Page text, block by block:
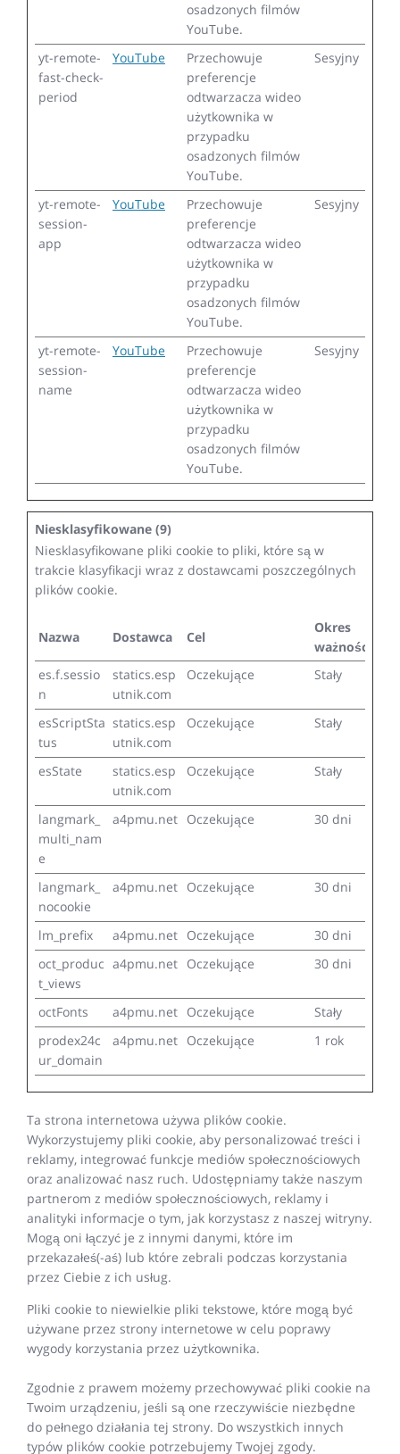
osadzonych filmów
YouTube.
yt-remote-
fast-check-
period
YouTube
Przechowuje
preferencje
odtwarzacza wideo
użytkownika w
przypadku
osadzonych filmów
YouTube.
Sesyjny
yt-remote-
session-
app
YouTube
Przechowuje
preferencje
odtwarzacza wideo
użytkownika w
przypadku
osadzonych filmów
YouTube.
Sesyjny
yt-remote-
session-
name
YouTube
Przechowuje
preferencje
odtwarzacza wideo
użytkownika w
przypadku
osadzonych filmów
YouTube.
Sesyjny
Niesklasyfikowane (9)
Niesklasyfikowane pliki cookie to pliki, które są w
trakcie klasyfikacji wraz z dostawcami poszczególnych
plików cookie.
Nazwa Dostawca Cel
Okres
ważności
es.f.sessio
n
statics.esp
utnik.com
Oczekujące Stały
esScriptSta
tus
statics.esp
utnik.com
Oczekujące Stały
esState
statics.esp
utnik.com
Oczekujące Stały
langmark_
multi_nam
e
a4pmu.net Oczekujące 30 dni
langmark_
nocookie
a4pmu.net Oczekujące 30 dni
lm_prefix a4pmu.net Oczekujące
30 dni
oct_produc
t_views
a4pmu.net Oczekujące 30 dni
octFonts a4pmu.net Oczekujące
Stały
prodex24c
ur_domain
a4pmu.net Oczekujące 1 rok
Ta strona internetowa używa plików cookie.
Wykorzystujemy pliki cookie, aby personalizować treści i
reklamy, integrować funkcje mediów społecznościowych
oraz analizować nasz ruch. Udostępniamy także naszym
partnerom z mediów społecznościowych, reklamy i
analityki informacje o tym, jak korzystasz z naszej witryny.
Mogą oni łączyć je z innymi danymi, które im
przekazałeś(-aś) lub które zebrali podczas korzystania
przez Ciebie z ich usług.
Pliki cookie to niewielkie pliki tekstowe, które mogą być
używane przez strony internetowe w celu poprawy
wygody korzystania przez użytkownika.
Zgodnie z prawem możemy przechowywać pliki cookie na
Twoim urządzeniu, jeśli są one rzeczywiście niezbędne
do pełnego działania tej strony. Do wszystkich innych
typów plików cookie potrzebujemy Twojej zgody.